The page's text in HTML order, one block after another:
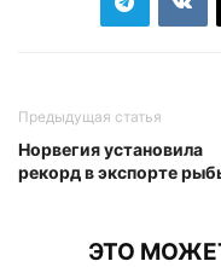
Предыдущая статья
Норвегия установила
рекорд в экспорте
ЭТО